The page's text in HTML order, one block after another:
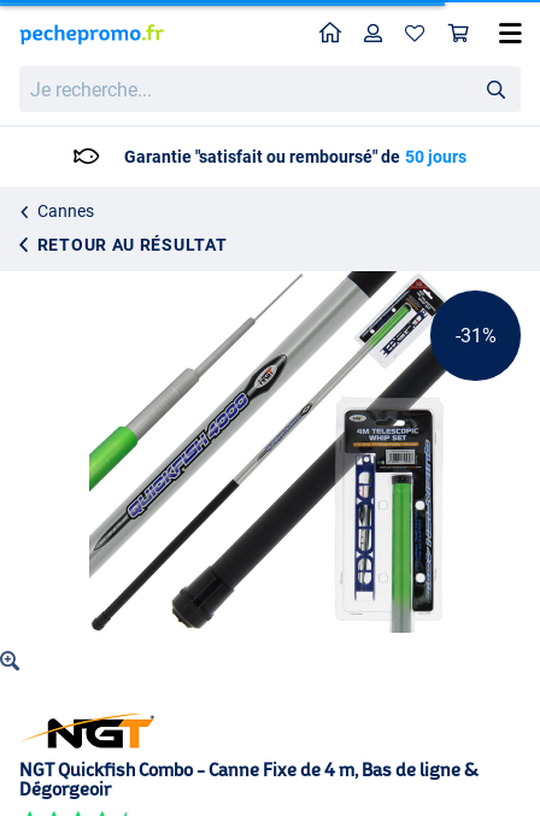
recherche...
HomeProfil
Garantie "satisfait ou remboursé" de 50 jours
Cannes
RETOUR AU RÉSULTAT
NGT Quickfish Combo - Canne Fixe de 4 m, Bas de ligne & Dégorgeoir
-31%
NGT Quickfish Combo - Canne Fixe de 4 m, Bas de ligne &
Dégorgeoir